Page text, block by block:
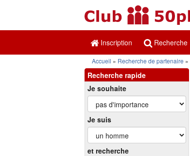
Inscription Recherche
Accueil Recherche de partenaire
Recherche rapide
Je souhaite
Je suis
et recherche